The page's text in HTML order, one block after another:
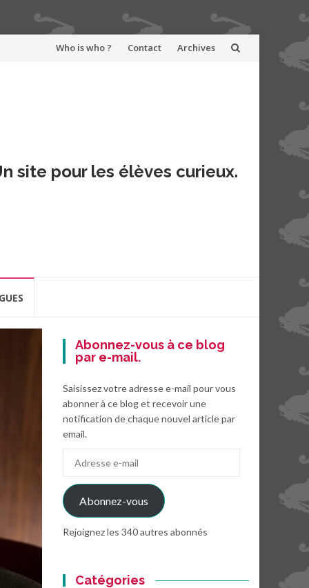
Aller
Who is who ? Contact Archives
site pour les élèves curieux.
Abonnez-vous à ce blog
par e-mail.
Saisissez votre adresse e-mail pour vous
abonner à ce blog et recevoir une
notification de chaque nouvel article par
email.
mail
Abonnez-vous
Rejoignez les 340 autres abonnés
Catégories